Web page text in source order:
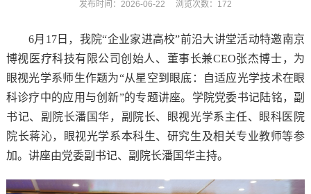
发布时间：2026-06-22 浏览次数： 172
6月17日 ，我院“企业家进高校”前沿大讲堂活动特邀南京
博视医疗科技有限公司创始人、董事长兼CEO张杰博士，为
眼视光学系师生作题为“从星空到眼底： 自适应光学技术在眼
科诊疗中的应用与创新”的专题讲座。 学院党委书记陆铭，副
书记、副院长潘国华，副院长、眼视光学系主任、眼科医院
院长蒋沁，
眼视光学系本科生、研究生及相关专业教师等参
加。 讲座由党委副书记、副院长潘国华主持。